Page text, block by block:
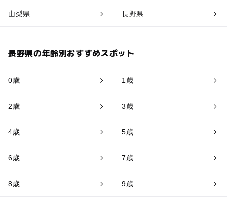
山梨県 長野県
長野県の年齢別おすすめスポット
0歳 1歳
2歳 3歳
4歳 5歳
6歳 7歳
8歳 9歳